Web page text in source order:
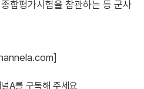
합평가시험을 참관하는 등 군사
A를 구독해 주세요